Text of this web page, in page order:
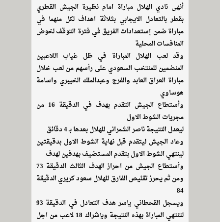
أنهى نادي الهلال مباراة امام نظيرة الجيش القطري
بقطر بالتعادل الايجابي بثلاثة اهداف لكل منهما في
مباراة ضمن إستعدادات الفريق في فترة التوقف لخوض
المنافسات المحلية
وقد لعب الهلال المباراة في ظل غياب اللاعبين
المنضمين للمنتخب السعودي على رأسهم من لعب خلال
مباراة العراق العابد والفرج وعبدالملك الخيبري واسامة
هوساوي
وأستطاع الجيش التقدم بهدف في الدقيقة 16 من
مجريات الشوط الاول
ليعدل النتيجة ناصر الشمراني للهلال بعدها بـ 4 دقائق
وعاد الجيش ليتقدم قبل نهاية الشوط الاول بدقيقتين
لينتهي الشوط الاول بتقدم المستضيف بهدفين لهدف
وأستطاع الجيش من احراز الهدف الثالث الدقيقة 73
ومن ثم يحرز تقليص الفارق للهلال سعود كريري الدقيقة
84
ويسجل القحطاني ياسر هدف التعادل في الدقيقة 93
لتنتهي المباراة بهذه النتيجة وبإشراك 18 لاعب من اجل